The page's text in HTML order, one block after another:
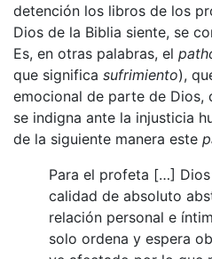
detención los libros de los
Dios de la Biblia siente, se
Es, en otras palabras, el
que significa sufrimiento),
emocional de parte de Dios,
se indigna ante la injusticia
de la siguiente manera este
Para el profeta […] Dios
calidad de absoluto
relación personal e
solo ordena y espera